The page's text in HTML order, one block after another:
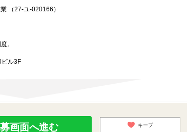
（27-ユ-020166）
。
ル3F
画面へ進む キープ